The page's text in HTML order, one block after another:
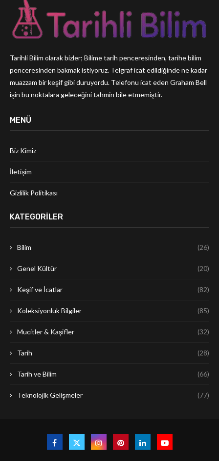
Tarihli Bilim olarak bizler; Bilime tarih penceresinden, tarihe bilim
penceresinden bakmak istiyoruz. Telgraf icat edildiğinde ne kadar
muazzam bir keşif gibi duruyordu. Telefonu icat eden Graham Bell
işin bu noktalara geleceğini tahmin bile etmemiştir.
MENÜ
Biz Kimiz
İletişim
Gizlilik Politikası
KATEGORILER
Bilim (26)
Genel Kültür (20)
Keşif ve İcatlar (82)
Koleksiyonluk Bilgiler (85)
Mucitler & Kaşifler (32)
Tarih (28)
Tarih ve Bilim (66)
Teknolojik Gelişmeler (77)